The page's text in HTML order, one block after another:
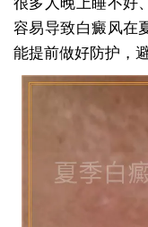
很多人晚上睡不好
容易导致白癜风在
能提前做好防护，